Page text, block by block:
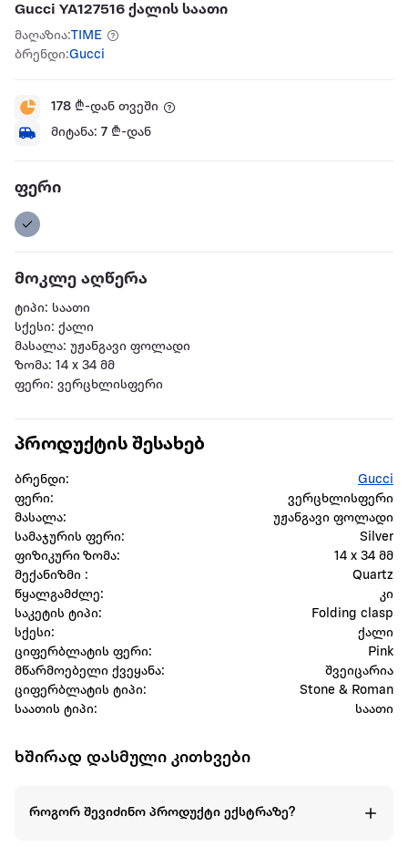
Gucci YA127516 ქალის საათი
მაღაზია:TIME
ბრენდი:Gucci
178 ₾-დან თვეში
მიტანა: 7 ₾-დან
ფერი
მოკლე აღწერა
ტიპი: საათი
სქესი: ქალი
მასალა: უჟანგავი ფოლადი
ზომა: 14 x 34 მმ
ფერი: ვერცხლისფერი
პროდუქტის შესახებ
ბრენდი:
Gucci
ფერი:
ვერცხლისფერი
მასალა:
უჟანგავი ფოლადი
სამაჯურის ფერი:
Silver
ფიზიკური ზომა:
14 x 34 მმ
მექანიზმი :
Quartz
წყალგამძლე:
კი
საკეტის ტიპი:
Folding clasp
სქესი:
ქალი
ციფერბლატის ფერი:
Pink
მწარმოებელი ქვეყანა:
შვეიცარია
ციფერბლატის ტიპი:
Stone & Roman
საათის ტიპი:
საათი
ხშირად დასმული კითხვები
როგორ შევიძინო პროდუქტი ექსტრაზე?